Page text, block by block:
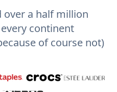
over a half million
continent
of course not)